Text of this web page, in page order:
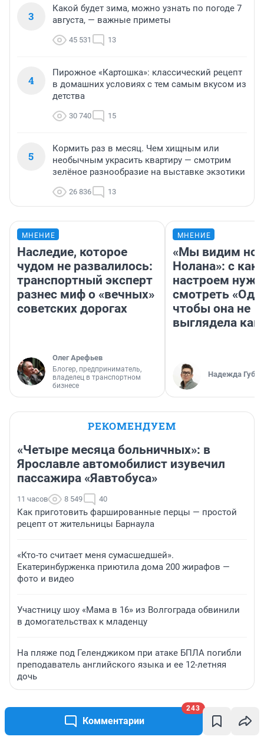
Комментарии
243
3
Какой будет зима, можно узнать по погоде 7
августа, — важные приметы
45 531 13
4
Пирожное «Картошка»: классический рецепт
в домашних условиях с тем самым вкусом из
детства
30 740 15
5
Кормить раз в месяц. Чем хищным или
необычным украсить квартиру — смотрим
зелёное разнообразие на выставке экзотики
26 836 13
МНЕНИЕ
Наследие, которое
чудом не развалилось:
транспортный эксперт
разнес миф о «вечных»
советских дорогах
Олег Арефьев
Блогер, предприниматель,
владелец в транспортном
бизнесе
МНЕНИЕ
«Мы видим
Нолана»: с
настроем
смотреть
чтобы она не
выглядела как
Надежда
РЕКОМЕНДУЕМ
«Четыре месяца больничных»: в
Ярославле автомобилист изувечил
пассажира «Яавтобуса»
11 часов 8 549 40
Как приготовить фаршированные перцы — простой
рецепт от жительницы Барнаула
«Кто-то считает меня сумасшедшей».
Екатеринбурженка приютила дома 200 жирафов —
фото и видео
Участницу шоу «Мама в 16» из Волгограда обвинили
в домогательствах к младенцу
На пляже под Геленджиком при атаке БПЛА погибли
преподаватель английского языка и ее 12-летняя
дочь
ЗНАКОМСТВА